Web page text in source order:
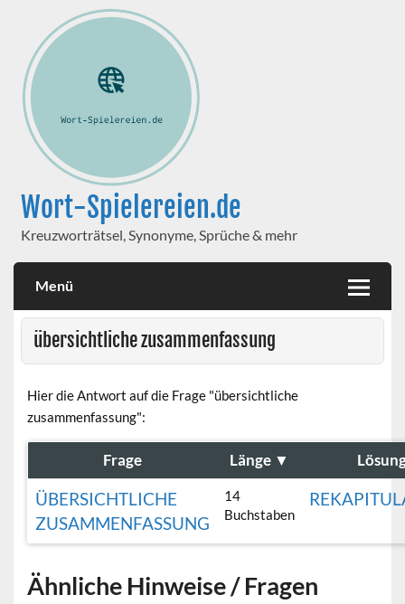
Wort-Spielereien.de
Kreuzworträtsel, Synonyme, Sprüche & mehr
Menü
übersichtliche zusammenfassung
Hier die Antwort auf die Frage "übersichtliche
zusammenfassung":
Frage Länge ▼
ÜBERSICHTLICHE
ZUSAMMENFASSUNG
14
Buchstaben
Ähnliche Hinweise / Fragen